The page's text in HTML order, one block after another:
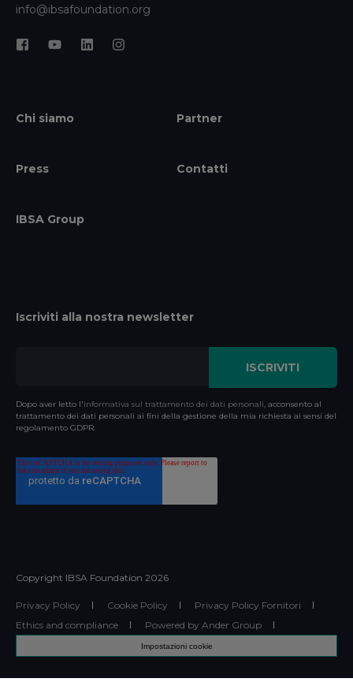
info@ibsafoundation.org
Chi siamo Partner
Press Contatti
IBSA Group
Iscriviti alla nostra newsletter
Dopo aver letto l'informativa sul trattamento dei dati personali, acconsento al
trattamento dei dati personali ai fini della gestione della mia richiesta ai sensi del
regolamento GDPR.
Copyright IBSA Foundation 2026
Privacy Policy Cookie Policy
Privacy Policy Fornitori
Ethics and compliance
Powered by Ander Group
Impostazioni cookie